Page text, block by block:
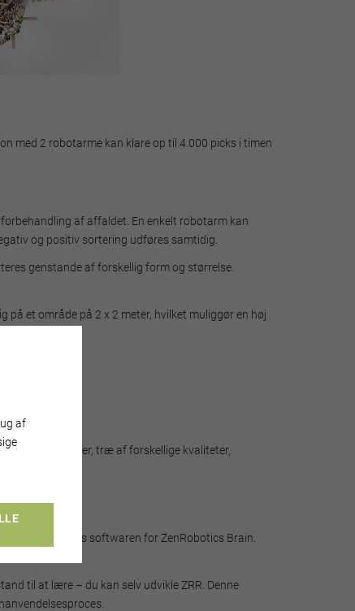
med 2 robotarme kan klare op til 4.000 picks i timen
af affaldet. En enkelt robotarm kan
og positiv sortering udføres samtidig.
genstande af forskellig form og størrelse.
et område på 2 x 2 meter, hvilket muliggør en høj
metaller, træ af forskellige kvaliteter,
materialer.
Derfor kaldes softwaren for ZenRobotics Brain.
til at lære – du kan selv udvikle ZRR. Denne
af